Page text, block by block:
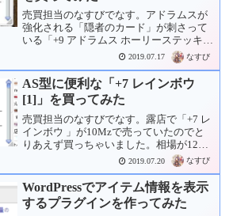
売買担当のなすびでなす。アドラムスが
強化される「隠者のカード」が刺さって
いる「+9 アドラムス ホーリーステッキ
」が250Mzで売っていました。と、気持
ちを落ち着けて交渉wisです。しばらくし
たら返信がありました。というわけで、
「+9 ア...
2019.07.17 なすび
AS型に便利な「+7 レインボウ
[1]」を買ってみた
売買担当のなすびでなす。露店で「+7 レ
インボウ 」が10Mzで売っていたのでと
りあえず買っちゃいました。相場が12～
14Mzくらいなので安かったと思います。
サブアカウントのスパノビか殴りABで使
おうと思います。
2019.07.20 なすび
WordPressでアイテム情報を表示
するプラグインを作ってみた